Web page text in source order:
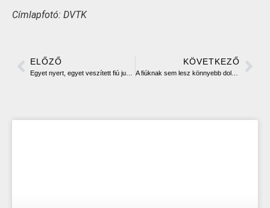
Címlapfotó: DVTK
ELŐZŐ KÖVETKEZŐ
A fiúknak sem lesz könnyebb dolguk: kedden a MAFC ellen vívhatják ki a továbbjutást